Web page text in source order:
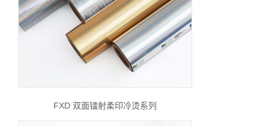
FXD 双面镭射柔印冷烫系列